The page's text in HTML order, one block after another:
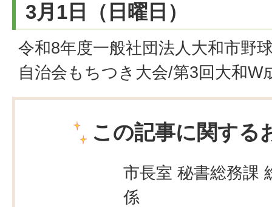
3月1日（日曜日）
令和8年度一般社団法人大和市野
自治会もちつき大会/第3回大和W
この記事に関する
市長室 秘書総務課
係